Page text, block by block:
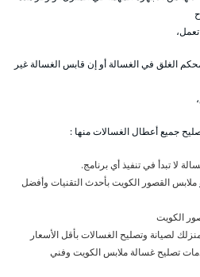
الغلق في الغسالة أو إن قابس الغسالة غير
جميع أعطال الغسالات منها :
لا تبدأ في تنفيذ أي برنامج.
ملابس القصور الكويت بأحدث التقنيات وأفضل
الكويت
لصيانة وتصليح الغسالات بأقل الأسعار
تصليح غسالة ملابس الكويت وفني